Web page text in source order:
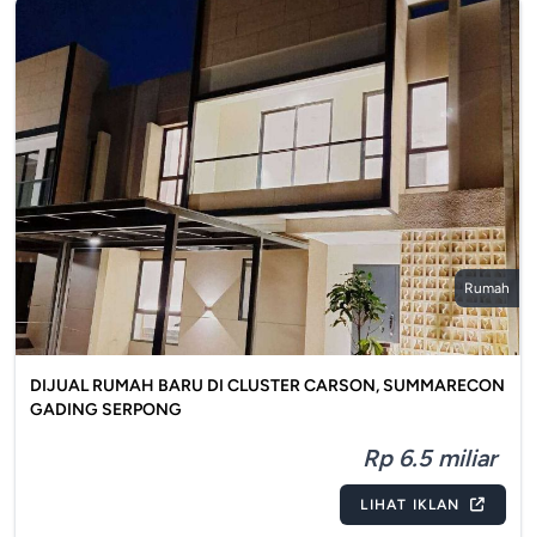
Rumah
DIJUAL RUMAH BARU DI CLUSTER CARSON, SUMMARECON
GADING SERPONG
Rp 6.5 miliar
LIHAT IKLAN